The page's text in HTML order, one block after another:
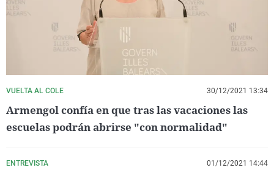
VUELTA AL COLE 30/12/2021 13:34
Armengol confía en que tras las vacaciones las
escuelas podrán abrirse "con normalidad"
ENTREVISTA 01/12/2021 14:44